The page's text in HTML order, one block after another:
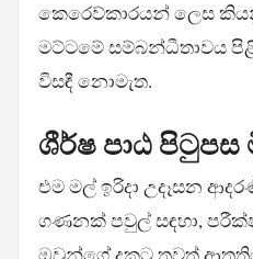
කෙරෙව්කාරයන් ලෙස
මට්ටමේ සම්බන්ධීතාවය
විසඳී නොමැත.
ශීර්ෂ පාඨ
එම මල් ඉරිදා උදෑසන
ගණනක් පවුල් සඳහා,